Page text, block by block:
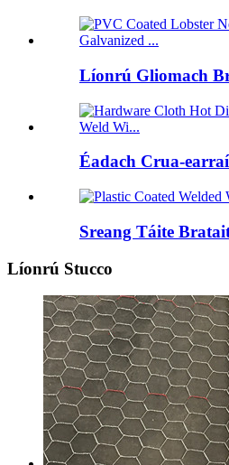
Líonrú Gliomach
Éadach Crua-
Sreang Táite
Líonrú Stucco